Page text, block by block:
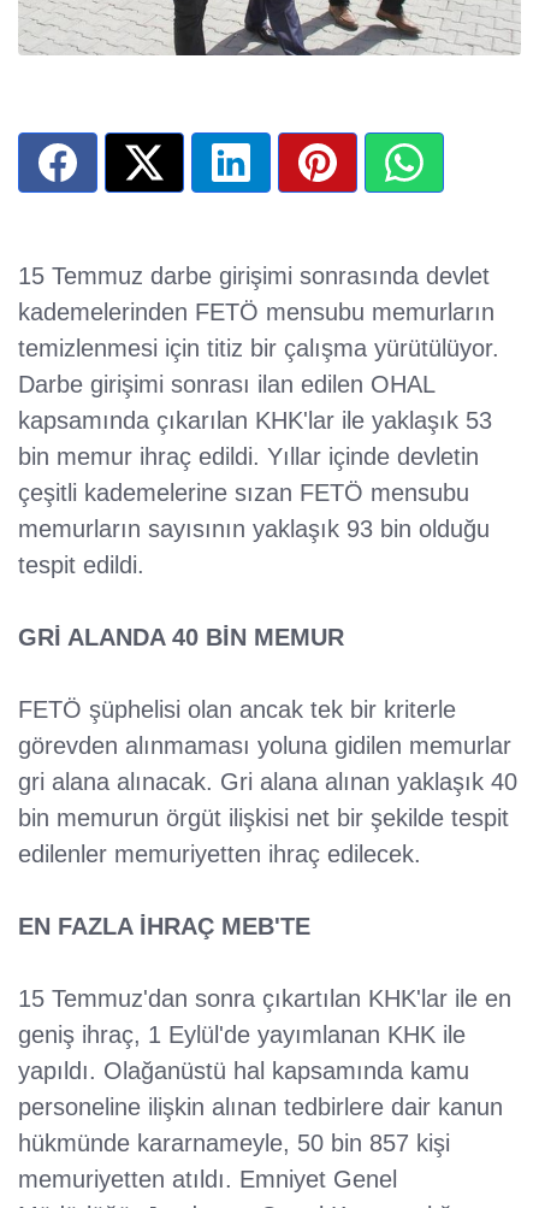
15 Temmuz darbe girişimi sonrasında devlet
kademelerinden FETÖ mensubu memurların
temizlenmesi için titiz bir çalışma yürütülüyor.
Darbe girişimi sonrası ilan edilen OHAL
kapsamında çıkarılan KHK'lar ile yaklaşık 53
bin memur ihraç edildi. Yıllar içinde devletin
çeşitli kademelerine sızan FETÖ mensubu
memurların sayısının yaklaşık 93 bin olduğu
tespit edildi.
GRİ ALANDA 40 BİN MEMUR
FETÖ şüphelisi olan ancak tek bir kriterle
görevden alınmaması yoluna gidilen memurlar
gri alana alınacak. Gri alana alınan yaklaşık 40
bin memurun örgüt ilişkisi net bir şekilde tespit
edilenler memuriyetten ihraç edilecek.
EN FAZLA İHRAÇ MEB'TE
15 Temmuz'dan sonra çıkartılan KHK'lar ile en
geniş ihraç, 1 Eylül'de yayımlanan KHK ile
yapıldı. Olağanüstü hal kapsamında kamu
personeline ilişkin alınan tedbirlere dair kanun
hükmünde kararnameyle, 50 bin 857 kişi
memuriyetten atıldı. Emniyet Genel